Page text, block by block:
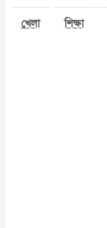
খেলা শিক্ষা